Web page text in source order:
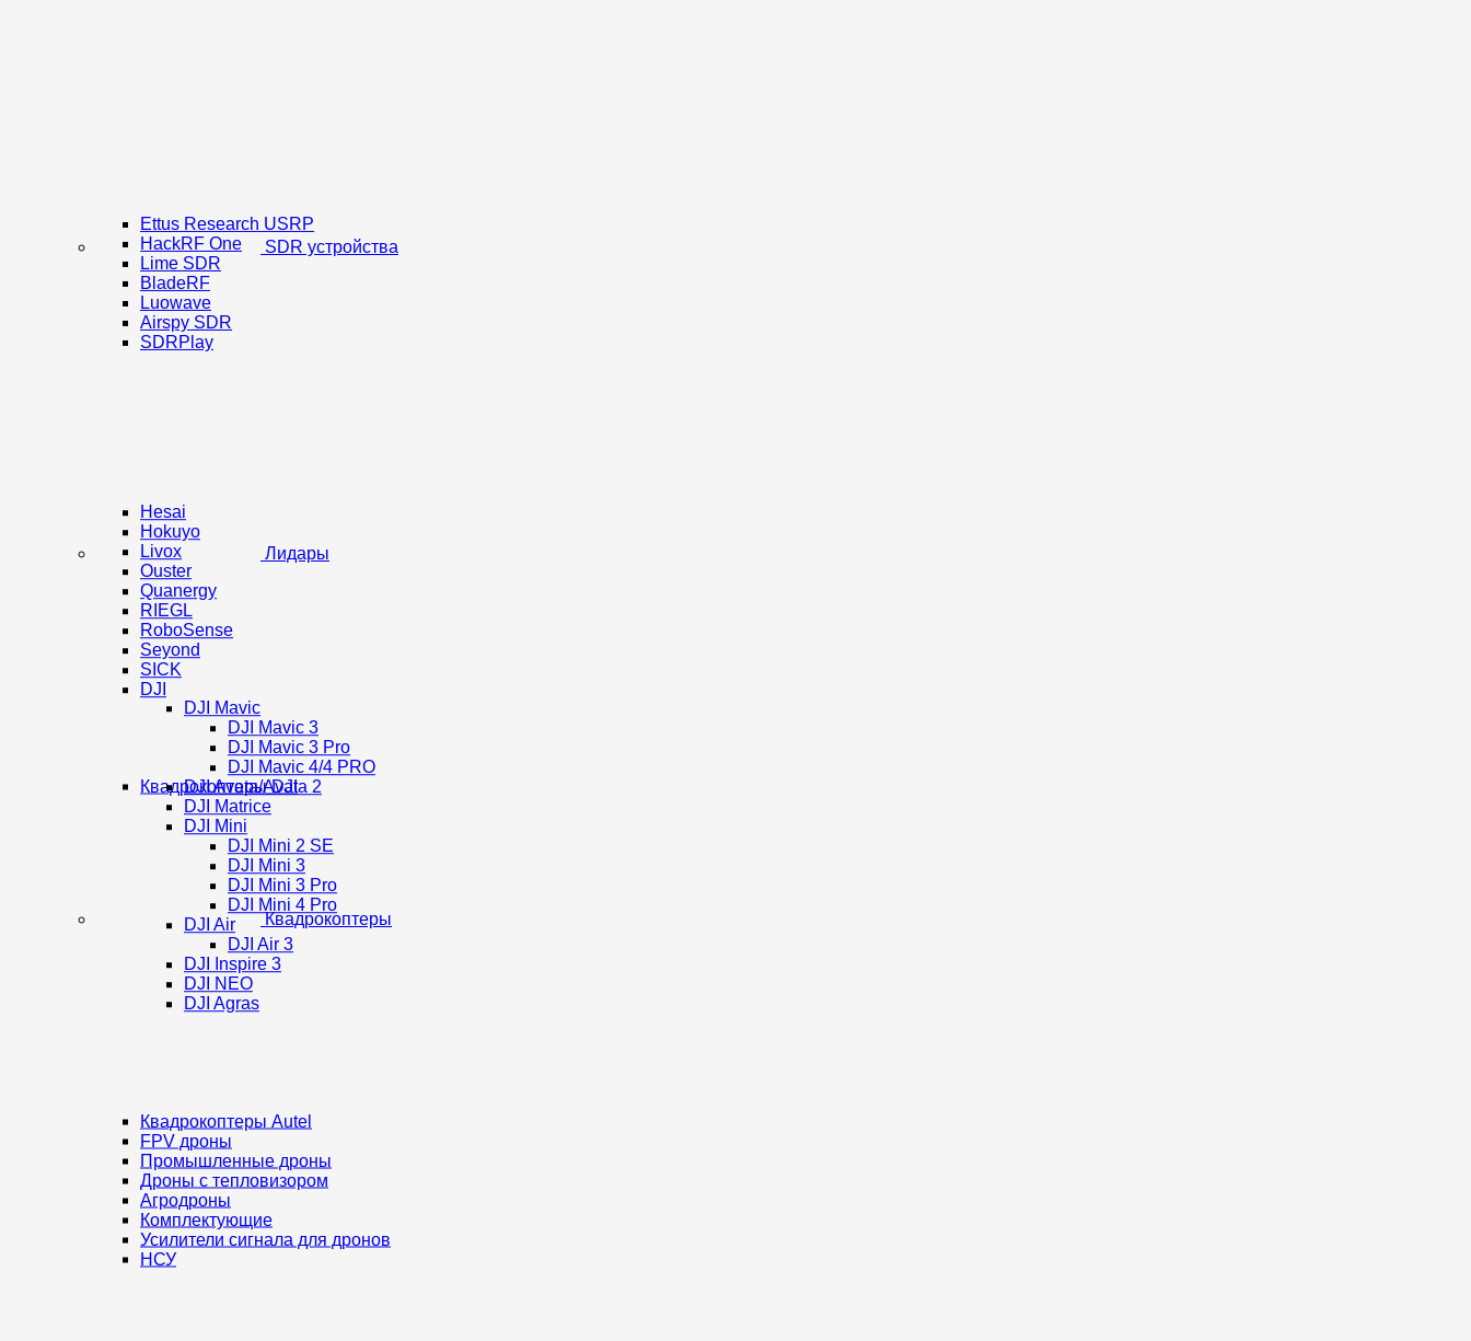
SDR устройства
Ettus Research USRP
HackRF One
Lime SDR
BladeRF
Luowave
Airspy SDR
SDRPlay
Лидары
Hesai
Hokuyo
Livox
Ouster
Quanergy
RIEGL
RoboSense
Seyond
SICK
DJI
Квадрокоптеры
Квадрокоптеры DJI
DJI Mavic
DJI Mavic 3
DJI Mavic 3 Pro
DJI Mavic 4/4 PRO
DJI Avata/Avata 2
DJI Matrice
DJI Mini
DJI Mini 2 SE
DJI Mini 3
DJI Mini 3 Pro
DJI Mini 4 Pro
DJI Air
DJI Air 3
DJI Inspire 3
DJI NEO
DJI Agras
Квадрокоптеры Autel
FPV дроны
Промышленные дроны
Дроны с тепловизором
Агродроны
Комплектующие
Усилители сигнала для дронов
НСУ